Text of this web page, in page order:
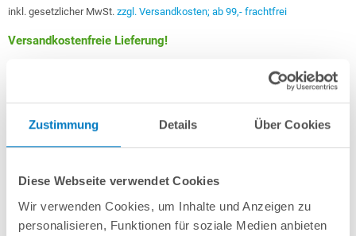
Zustimmung Details Über Cookies
Diese Webseite verwendet Cookies
Wir verwenden Cookies, um Inhalte und Anzeigen zu
personalisieren, Funktionen für soziale Medien anbieten
inkl. gesetzlicher MwSt. zzgl. Versandkosten; ab 99,- frachtfrei
Versandkostenfreie Lieferung!
Weitere Informationen